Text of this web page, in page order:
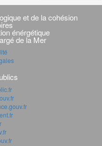
et de la cohésion
énérgétique
de la Mer